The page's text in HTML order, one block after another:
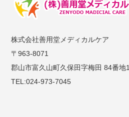
株式会社善用堂メディカルケア
〒963-8071
郡山市富久山町久保田字梅田 84番地1
TEL:024-973-7045